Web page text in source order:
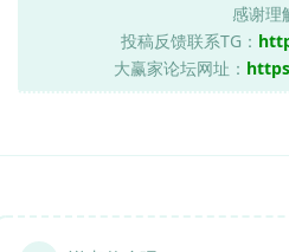
感谢理
投稿反馈联系TG：
大赢家论坛网址：